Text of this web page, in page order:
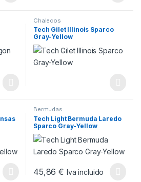
Chalecos
Tech Gilet Illinois Sparco
Gray-Yellow
variantes. Las opciones se
Bermudas
Tech Light Bermuda Laredo
Sparco Gray-Yellow
45,86€ Iva incluido
Este producto tiene múltiples